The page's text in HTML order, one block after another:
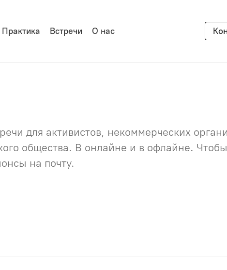
Практика Встречи О нас
для активистов, некоммерческих
общества. В онлайне и в офлайне.
на почту.